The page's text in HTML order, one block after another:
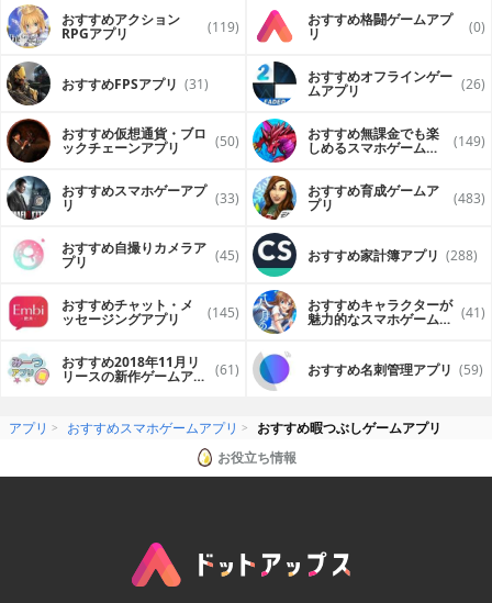
おすすめアクション
RPGアプリ (119) おすすめ格闘ゲームアプ
リ (0)
おすすめFPSアプリ (31) おすすめオフラインゲー
ムアプリ (26)
おすすめ仮想通貨・ブロ
ックチェーンアプリ (50) おすすめ無課金でも楽
しめるスマホゲームア (149)
おすすめスマホゲーアプ
リ (33) おすすめ育成ゲームア
プリ (483)
おすすめ自撮りカメラア
プリ (45) おすすめ家計簿アプリ (288)
おすすめチャット・メ
ッセージングアプリ (145) おすすめキャラクターが
魅力的なスマホゲームア (41)
おすすめ2018年11月リ
リースの新作ゲームアプ (61) おすすめ名刺管理アプリ (59)
アプリ おすすめスマホゲームアプリ
おすすめ暇つぶしゲームアプリ
お役立ち情報